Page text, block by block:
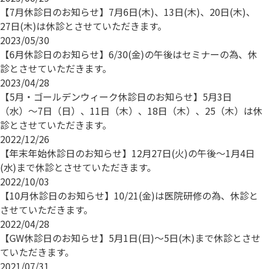
【7月休診日のお知らせ】7月6日(木)、13日(木)、20日(木)、
27日(木)は休診とさせていただきます。
2023/05/30
【6月休診日のお知らせ】6/30(金)の午後はセミナーの為、休
診とさせていただきます。
2023/04/28
【5月・ゴールデンウィーク休診日のお知らせ】5月3日
（水）〜7日（日）、11日（木）、18日（木）、25（木）は休
診とさせていただきます。
2022/12/26
【年末年始休診日のお知らせ】12月27日(火)の午後〜1月4日
(水)まで休診とさせていただきます。
2022/10/03
【10月休診日のお知らせ】10/21(金)は医院研修の為、休診と
させていただきます。
2022/04/28
【GW休診日のお知らせ】5月1日(日)～5日(木)まで休診とさせ
ていただきます。
2021/07/31